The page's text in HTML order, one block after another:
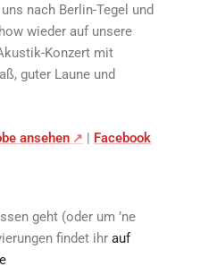
nach Berlin-Tegel und
wieder auf unsere
Konzert mit
guter Laune und
ansehen | Facebook
geht (oder um ’ne
findet ihr auf